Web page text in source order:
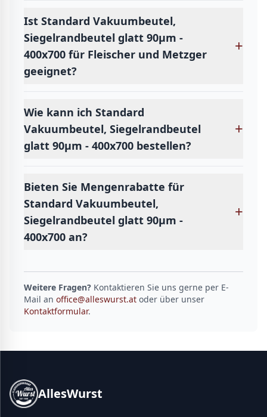
Ist Standard Vakuumbeutel,
Siegelrandbeutel glatt 90µm -
400x700 für Fleischer und Metzger
geeignet?
+
Wie kann ich Standard
Vakuumbeutel, Siegelrandbeutel
glatt 90µm - 400x700 bestellen?
+
Bieten Sie Mengenrabatte für
Standard Vakuumbeutel,
Siegelrandbeutel glatt 90µm -
400x700 an?
+
Weitere Fragen? Kontaktieren Sie uns gerne per E-
Mail an office@alleswurst.at oder über unser
Kontaktformular.
AllesWurst